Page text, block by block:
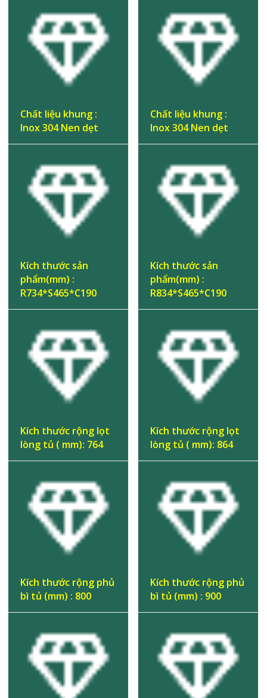
Chất liệu khung :
Inox 304 Nen dẹt
Kích thước sản
phẩm(mm) :
R734*S465*C190
Kích thước rộng lọt
lòng tủ ( mm): 764
Kích thước rộng phủ
bì tủ (mm) : 800
Chất liệu khung :
Inox 304 Nen dẹt
Kích thước sản
phẩm(mm) :
R834*S465*C190
Kích thước rộng lọt
lòng tủ ( mm): 864
Kích thước rộng phủ
bì tủ (mm) : 900